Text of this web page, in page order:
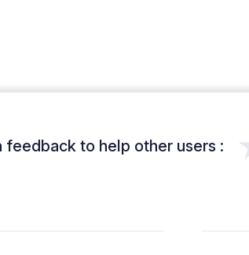
feedback to help other users :